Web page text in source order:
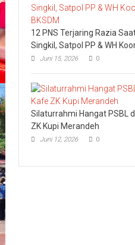
12 PNS Terjaring Razia
Singkil, Satpol PP & WH
Juni 15, 2026 0
Silaturrahmi Hangat PSBL
ZK Kupi Merandeh
Juni 12, 2026 0